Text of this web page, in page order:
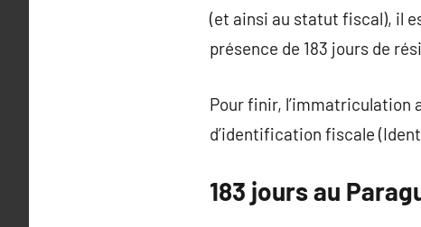
(et ainsi au statut fiscal), il
présence de 183 jours de
Pour finir, l’immatriculation
d’identification fiscale
183 jours au